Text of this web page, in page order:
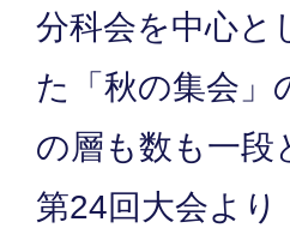
分科会を中心と
た「秋の集会」
の層も数も一段
第24回大会よ